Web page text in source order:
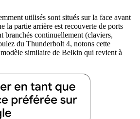
utilisés sont situés sur la face avant
la partie arrière est recouverte de ports
branchés continuellement (claviers,
du Thunderbolt 4, notons cette
similaire de Belkin qui revient à